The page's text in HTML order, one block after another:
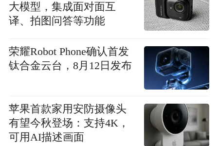
大模型，集成面对面互
译、拍图问答等功能
荣耀Robot Phone确认首发
钛合金云台，8月12日发布
苹果首款家用安防摄像头
有望今秋登场：支持4K，
可用AI描述画面